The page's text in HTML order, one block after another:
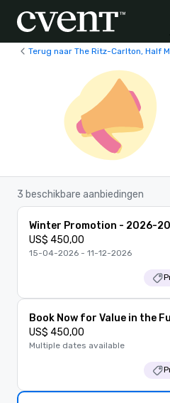
Terug naar The Ritz-Carlton, Half
3 beschikbare aanbiedingen
Winter Promotion - 2026-
US$ 450,00
15-04-2026 - 11-12-2026
Book Now for Value in the
US$ 450,00
Multiple dates available